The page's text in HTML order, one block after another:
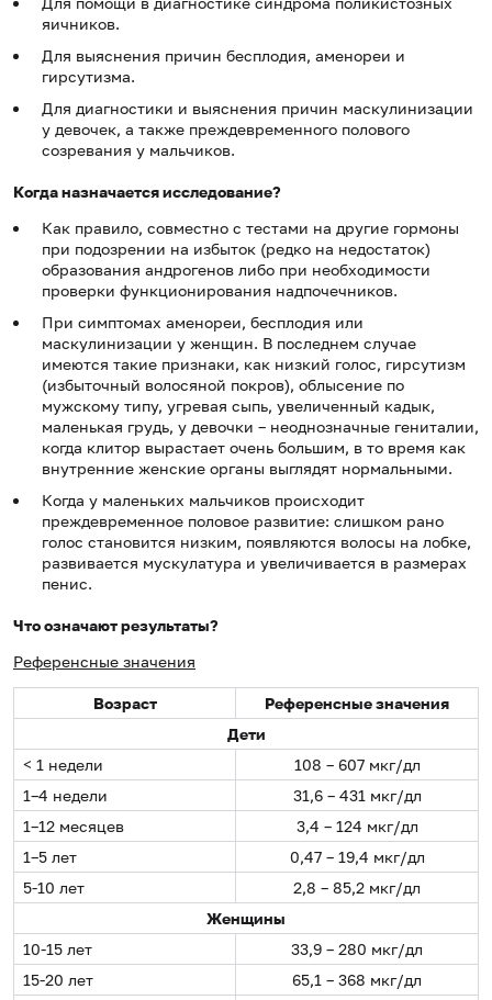
яичников.
Для выяснения причин бесплодия, аменореи и
гирсутизма.
Для диагностики и выяснения причин маскулинизации
у девочек, а также преждевременного полового
созревания у мальчиков.
Когда назначается исследование?
Как правило, совместно с тестами на другие гормоны
при подозрении на избыток (редко на недостаток)
образования андрогенов либо при необходимости
проверки функционирования надпочечников.
При симптомах аменореи, бесплодия или
маскулинизации у женщин. В последнем случае
имеются такие признаки, как низкий голос, гирсутизм
(избыточный волосяной покров), облысение по
мужскому типу, угревая сыпь, увеличенный кадык,
маленькая грудь, у девочки – неоднозначные гениталии,
когда клитор вырастает очень большим, в то время как
внутренние женские органы выглядят нормальными.
Когда у маленьких мальчиков происходит
преждевременное половое развитие: слишком рано
голос становится низким, появляются волосы на лобке,
развивается мускулатура и увеличивается в размерах
пенис.
Что означают результаты?
Референсные значения
Возраст
Референсные значения
Дети
< 1 недели
108 – 607 мкг/дл
1–4 недели
31,6 – 431 мкг/дл
1–12 месяцев
3,4 – 124 мкг/дл
1–5 лет
0,47 – 19,4 мкг/дл
5-10 лет
2,8 – 85,2 мкг/дл
Женщины
10-15 лет
33,9 – 280 мкг/дл
15-20 лет
65,1 – 368 мкг/дл